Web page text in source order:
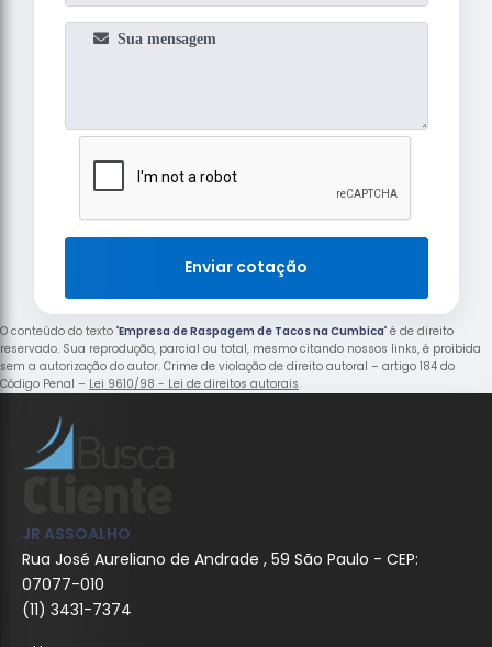
Enviar cotação
O conteúdo do texto "Empresa de Raspagem de Tacos na Cumbica" é de direito
reservado. Sua reprodução, parcial ou total, mesmo citando nossos links, é proibida
sem a autorização do autor. Crime de violação de direito autoral – artigo 184 do
Código Penal – Lei 9610/98 - Lei de direitos autorais.
JR ASSOALHO
Rua José Aureliano de Andrade , 59 São Paulo - CEP:
07077-010
(11) 3431-7374